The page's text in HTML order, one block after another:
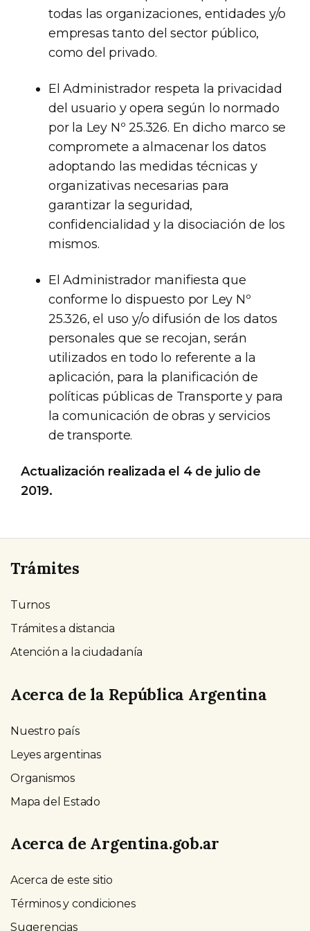
todas las organizaciones, entidades y/o
empresas tanto del sector público,
como del privado.
El Administrador respeta la privacidad
del usuario y opera según lo normado
por la Ley Nº 25.326. En dicho marco se
compromete a almacenar los datos
adoptando las medidas técnicas y
organizativas necesarias para
garantizar la seguridad,
confidencialidad y la disociación de los
mismos.
El Administrador manifiesta que
conforme lo dispuesto por Ley Nº
25.326, el uso y/o difusión de los datos
personales que se recojan, serán
utilizados en todo lo referente a la
aplicación, para la planificación de
políticas públicas de Transporte y para
la comunicación de obras y servicios
de transporte.
Actualización realizada el 4 de julio de
2019.
Trámites
Turnos
Trámites a distancia
Atención a la ciudadanía
Acerca de la República Argentina
Nuestro país
Leyes argentinas
Organismos
Mapa del Estado
Acerca de Argentina.gob.ar
Acerca de este sitio
Términos y condiciones
Sugerencias